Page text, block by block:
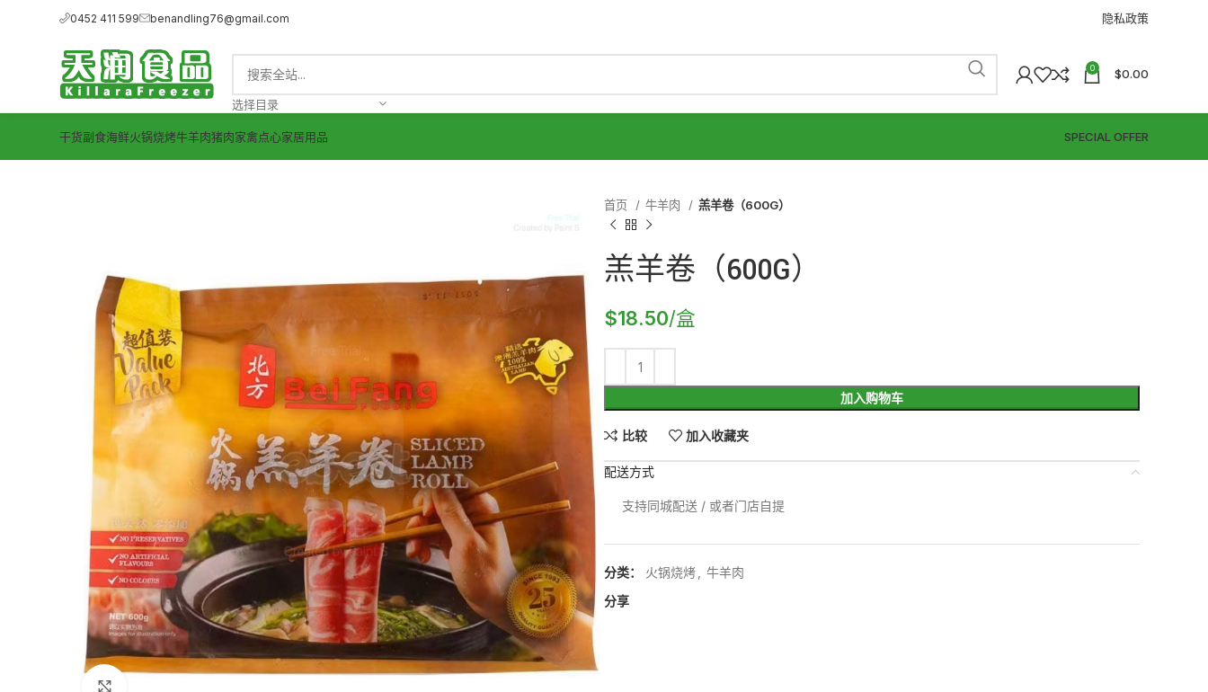
0452 411 599 benandling76@gmail.com 隐私政策
选择目录
0 $0.00
干货副食海鲜火锅烧烤牛羊肉猪肉家禽点心家居用品 SPECIAL OFFER
首页 牛羊肉 羔羊卷（600G）
羔羊卷（600G）
$18.50/盒
加入购物车
比较 加入收藏夹
配送方式
支持同城配送 / 或者门店自提
分类： 火锅烧烤
牛羊肉
分享